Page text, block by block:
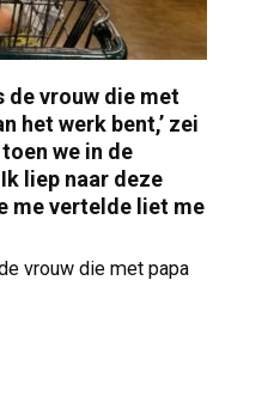
de vrouw die met
het werk bent,’ zei
we in de
liep naar deze
me vertelde liet me
vrouw die met papa